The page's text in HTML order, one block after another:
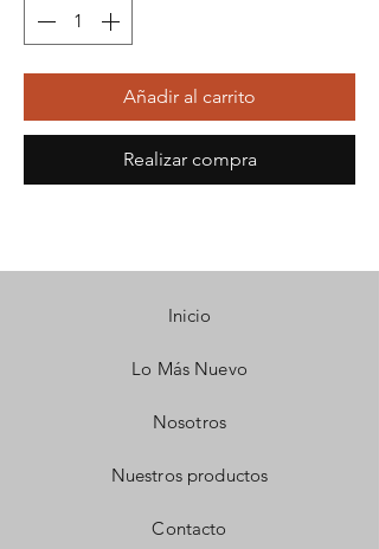
Añadir al carrito
Realizar compra
Inicio
Lo Más Nuevo
Nosotros
Nuestros productos
Contacto